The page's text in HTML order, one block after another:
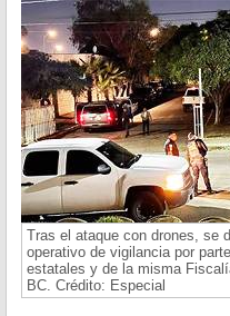
Tras el ataque con drones, se
operativo de vigilancia por
estatales y de la misma
BC. Crédito: Especial